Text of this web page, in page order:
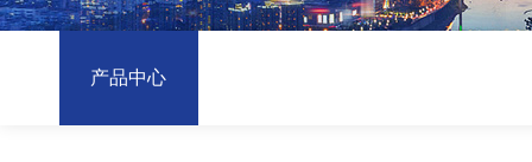
产品中心